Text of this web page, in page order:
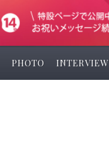
PHOTO INTERVIEW